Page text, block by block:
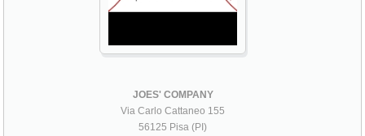
JOES' COMPANY
Via Carlo Cattaneo 155
56125 Pisa (PI)